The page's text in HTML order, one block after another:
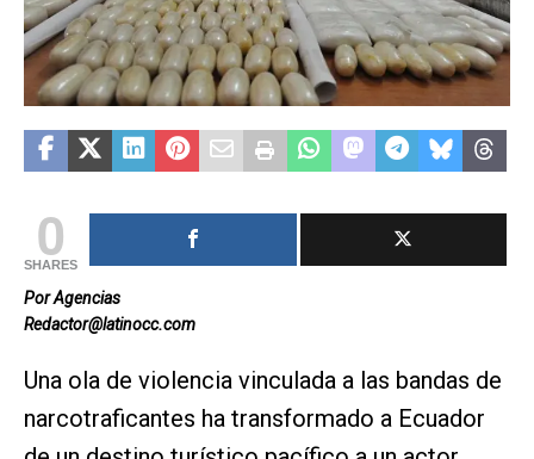
0
SHARES
Por Agencias
Redactor@latinocc.com
Una ola de violencia vinculada a las bandas de
narcotraficantes ha transformado a Ecuador